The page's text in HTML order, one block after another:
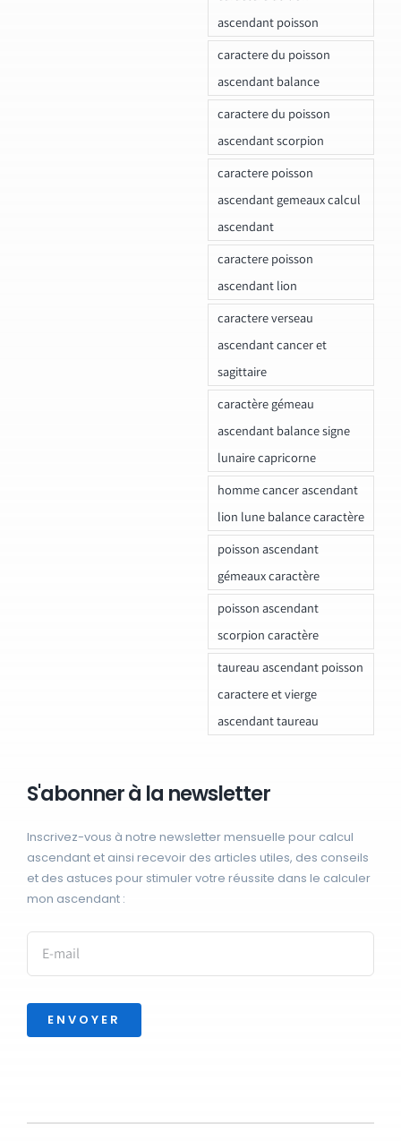
ascendant poisson
caractere du poisson
ascendant balance
caractere du poisson
ascendant scorpion
caractere poisson
ascendant gemeaux calcul
ascendant
caractere poisson
ascendant lion
caractere verseau
ascendant cancer et
sagittaire
caractère gémeau
ascendant balance signe
lunaire capricorne
homme cancer ascendant
lion lune balance caractère
poisson ascendant
gémeaux caractère
poisson ascendant
scorpion caractère
taureau ascendant poisson
caractere et vierge
ascendant taureau
S'abonner à la newsletter
Inscrivez-vous à notre newsletter mensuelle pour calcul
ascendant et ainsi recevoir des articles utiles, des conseils
et des astuces pour stimuler votre réussite dans le calculer
mon ascendant :
ENVOYER